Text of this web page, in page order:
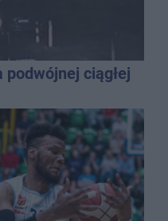
podwójnej ciągłej